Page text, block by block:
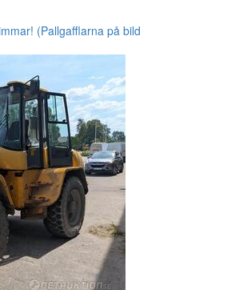
(Pallgafflarna på bild